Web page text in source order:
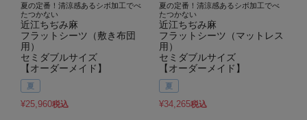
夏の定番！清涼感あるシボ加工でべ
たつかない
近江ちぢみ麻
フラットシーツ（敷き布団
用）
セミダブルサイズ
【オーダーメイド】
夏
¥25,960税込
夏の定番！清涼感あるシボ加工でべ
たつかない
近江ちぢみ麻
フラットシーツ（マットレス
用）
セミダブルサイズ
【オーダーメイド】
夏
¥34,265税込